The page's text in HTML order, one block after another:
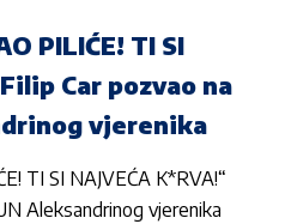
PILIĆE! TI SI
Car pozvao na
vjerenika
TI SI NAJVEĆA K*RVA!“
Aleksandrinog vjerenika